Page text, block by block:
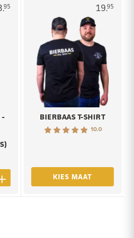
95
-
19.95
BIERBAAS T-SHIRT
10.0
KIES MAAT